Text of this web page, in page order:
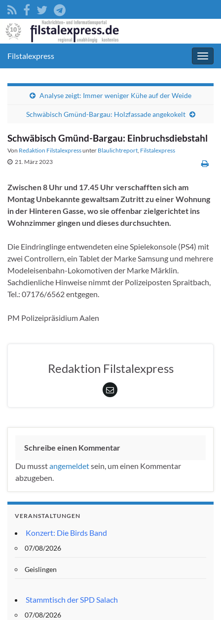
Filstalexpress
Analyse zeigt: Immer weniger Kühe auf der Weide
Schwäbisch Gmünd-Bargau: Holzfassade angekokelt
Schwäbisch Gmünd-Bargau: Einbruchsdiebstahl
Von Redaktion Filstalexpressunter Blaulichtreport, Filstalexpress
21. März 2023
Zwischen 8 Uhr und 17.45 Uhr verschafften sich am
Montag Unbekannte gewaltsam Zutritt zu einer Wohnung
in der Hinteren Gasse, wo sie offenbar zielgerichtet ins
Wohnzimmer gingen und dieses durchsuchten.
Die Eindringlinge entwendeten eine Spielekonsole (PS4) mit
zwei Controllern, ein Tablet der Marke Samsung und mehrere
Modeleisenbahn-Lokomotiven der Marke Märklin.
Sachdienliche Hinweise nimmt der Polizeiposten Spraitbach,
Tel.: 07176/6562 entgegen.
PM Polizeipräsidium Aalen
Redaktion Filstalexpress
Schreibe einen Kommentar
Du musstangemeldetsein, um einen Kommentar
abzugeben.
VERANSTALTUNGEN
Konzert: Die Birds Band
07/08/2026
Geislingen
Stammtisch der SPD Salach
07/08/2026